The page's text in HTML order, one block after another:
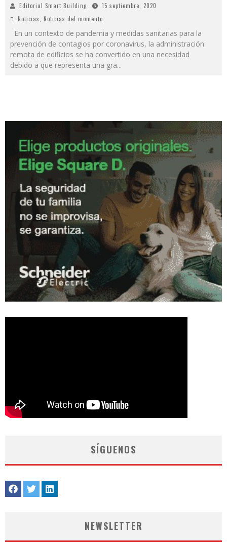
Editorial Smart Building
15 septiembre, 2020
Noticias, Noticias del momento
En un contexto de pandemia y medidas sanitarias para la
prevención de contagios por coronavirus, la administración
remota de edificios se ha convertido en una necesidad
debido a que representa una gra...
SÍGUENOS
NEWSLETTER